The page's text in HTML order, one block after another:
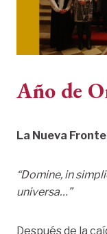
Año de
La Nueva
“Domine, in
universa…”
Después de la